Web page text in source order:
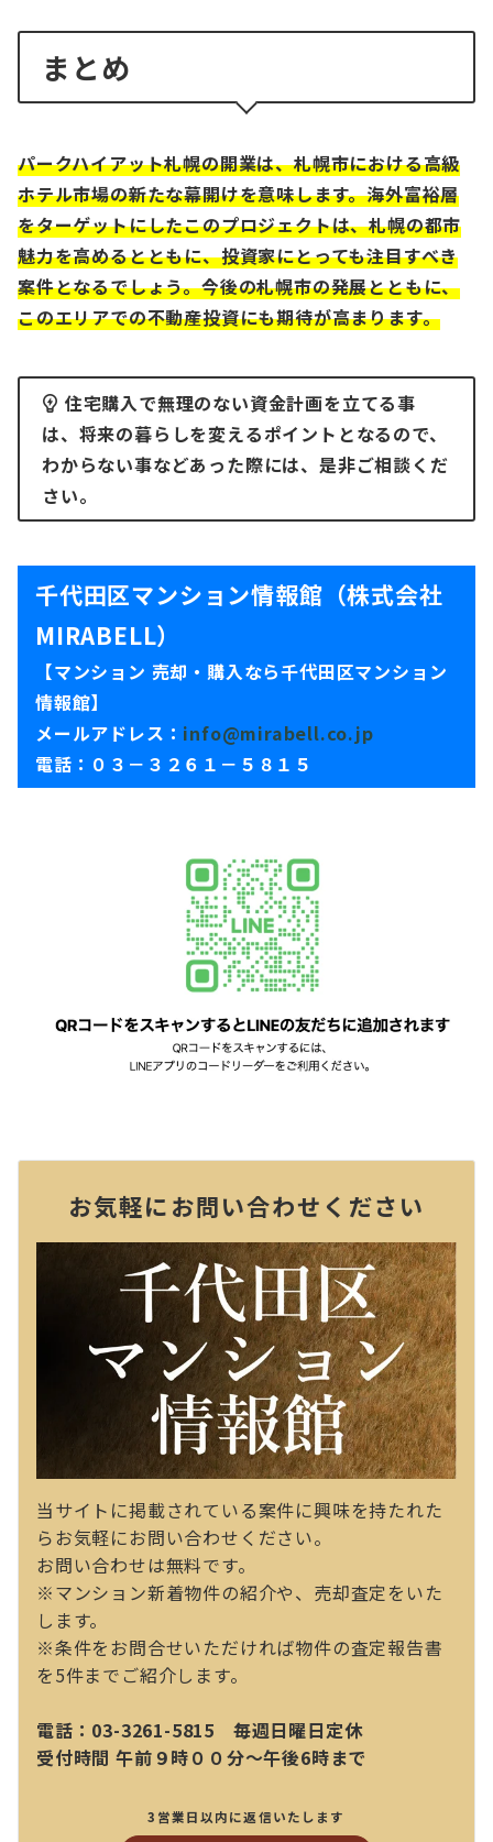
まとめ
パークハイアット札幌の開業は、札幌市における高級
ホテル市場の新たな幕開けを意味します。海外富裕層
をターゲットにしたこのプロジェクトは、札幌の都市
魅力を高めるとともに、投資家にとっても注目すべき
案件となるでしょう。今後の札幌市の発展とともに、
このエリアでの不動産投資にも期待が高まります。
住宅購入で無理のない資金計画を立てる事
は、将来の暮らしを変えるポイントとなるので、
わからない事などあった際には、是非ご相談くだ
さい。
千代田区マンション情報館（株式会社
MIRABELL）
【マンション 売却・購入なら千代田区マンション
情報館】
メールアドレス： info@mirabell.co.jp
電話：０３－３２６１－５８１５
お気軽にお問い合わせください
当サイトに掲載されている案件に興味を持たれた
らお気軽にお問い合わせください。
お問い合わせは無料です。
※マンション新着物件の紹介や、売却査定をいた
します。
※条件をお問合せいただければ物件の査定報告書
を5件までご紹介します。
電話：03-3261-5815 毎週日曜日定休
受付時間 午前９時００分～午後6時まで
3営業日以内に返信いたします